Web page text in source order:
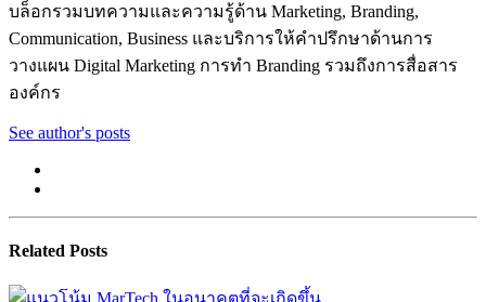
บล็อกรวมบทความและความรู้ด้าน Marketing, Branding,
Communication, Business และบริการให้คำปรึกษาด้านการ
วางแผน Digital Marketing การทำ Branding รวมถึงการสื่อสาร
องค์กร
See author's posts
Related Posts